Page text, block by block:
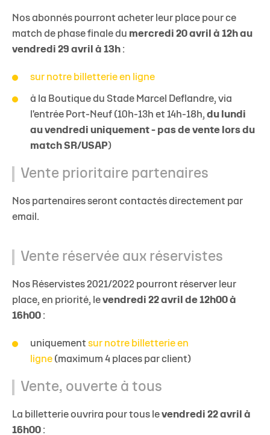
Nos abonnés pourront acheter leur place pour ce
match de phase finale du mercredi 20 avril à 12h au
vendredi 29 avril à 13h :
sur notre billetterie en ligne
à la Boutique du Stade Marcel Deflandre, via
l'entrée Port-Neuf (10h-13h et 14h-18h, du lundi
au vendredi uniquement - pas de vente lors du
match SR/USAP)
Vente prioritaire partenaires
Nos partenaires seront contactés directement par
email.
Vente réservée aux réservistes
Nos Réservistes 2021/2022 pourront réserver leur
place, en priorité, le vendredi 22 avril de 12h00 à
16h00 :
uniquement sur notre billetterie en
ligne (maximum 4 places par client)
Vente, ouverte à tous
La billetterie ouvrira pour tous le vendredi 22 avril à
16h00 :